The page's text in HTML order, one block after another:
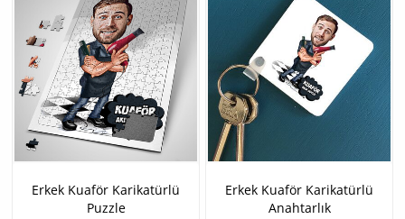
Erkek Kuaför Karikatürlü
Puzzle
Erkek Kuaför Karikatürlü
Anahtarlık